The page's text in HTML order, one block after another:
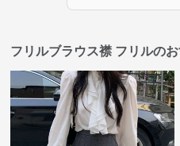
フリルブラウス襟 フリルの